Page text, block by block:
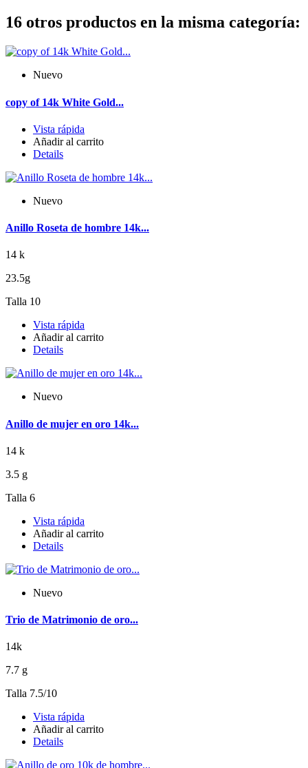
16 otros productos en la misma categoría:
Nuevo
copy of 14k White Gold...
Vista rápida
Añadir al carrito
Details
Nuevo
Anillo Roseta de hombre 14k...
14 k
23.5g
Talla 10
Vista rápida
Añadir al carrito
Details
Nuevo
Anillo de mujer en oro 14k...
14 k
3.5 g
Talla 6
Vista rápida
Añadir al carrito
Details
Nuevo
Trio de Matrimonio de oro...
14k
7.7 g
Talla 7.5/10
Vista rápida
Añadir al carrito
Details